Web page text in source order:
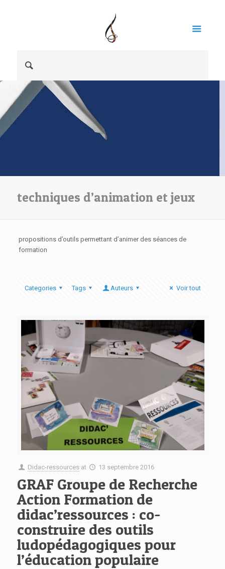
techniques d’animation et jeux
propositions d’outils permettant d’animer des séances de
formation
Categories Tags Auteurs Voir tout
Didac-ressources at 13 septembre 2016
GRAF Groupe de Recherche
Action Formation de
didac’ressources : co-
construire des outils
ludopédagogiques pour
l’éducation populaire